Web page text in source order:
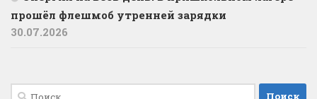
прошёл флешмоб утренней зарядки
30.07.2026
Найти: